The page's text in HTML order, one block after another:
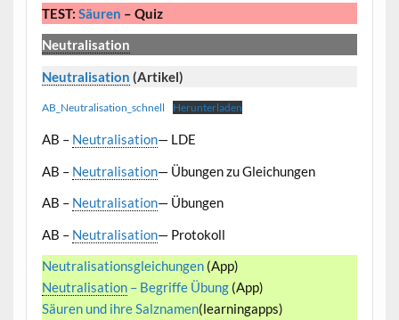
TEST: Säuren – Quiz
Neutralisation
Neutralisation (Artikel)
AB_Neutralisation_schnell Herunterladen
AB – Neutralisation— LDE
AB – Neutralisation— Übungen zu Gleichungen
AB – Neutralisation— Übungen
AB – Neutralisation— Protokoll
Neutralisationsgleichungen(App)
Neutralisation– Begriffe Übung(App)
Säuren und ihre Salznamen(learningapps)